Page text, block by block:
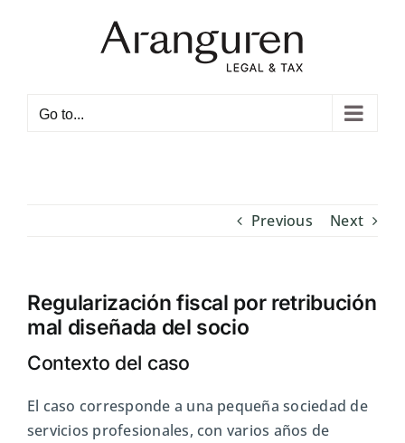
Open toolbar
Go to...
Previous Next
Regularización fiscal por retribución
mal diseñada del socio
Contexto del caso
El caso corresponde a una pequeña sociedad de
servicios profesionales, con varios años de